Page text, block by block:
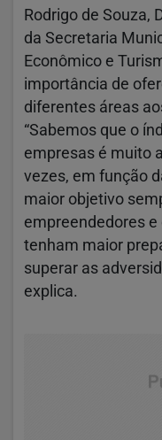
Rodrigo de Souza,
da Secretaria
Econômico e
importância de
diferentes áreas
“Sabemos que o
empresas é muito
vezes, em função
maior objetivo
empreendedores e
tenham maior
superar as
explica.